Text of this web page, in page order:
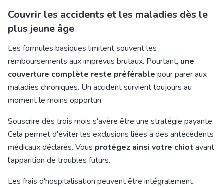
Couvrir les accidents et les maladies dès le
plus jeune âge
Les formules basiques limitent souvent les
remboursements aux imprévus brutaux. Pourtant, une
couverture complète reste préférable pour parer aux
maladies chroniques. Un accident survient toujours au
moment le moins opportun.
Souscrire dès trois mois s'avère être une stratégie payante.
Cela permet d'éviter les exclusions liées à des antécédents
médicaux déclarés. Vous protégez ainsi votre chiot avant
l'apparition de troubles futurs.
Les frais d'hospitalisation peuvent être intégralement